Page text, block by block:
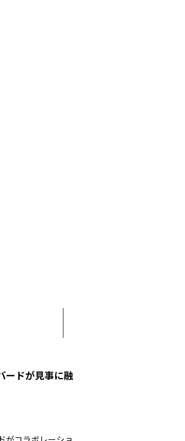
ードが見事に融